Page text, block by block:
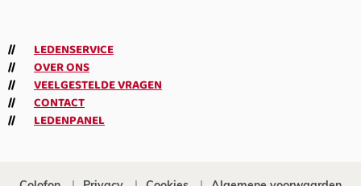
LEDENSERVICE
OVER ONS
VEELGESTELDE VRAGEN
CONTACT
LEDENPANEL